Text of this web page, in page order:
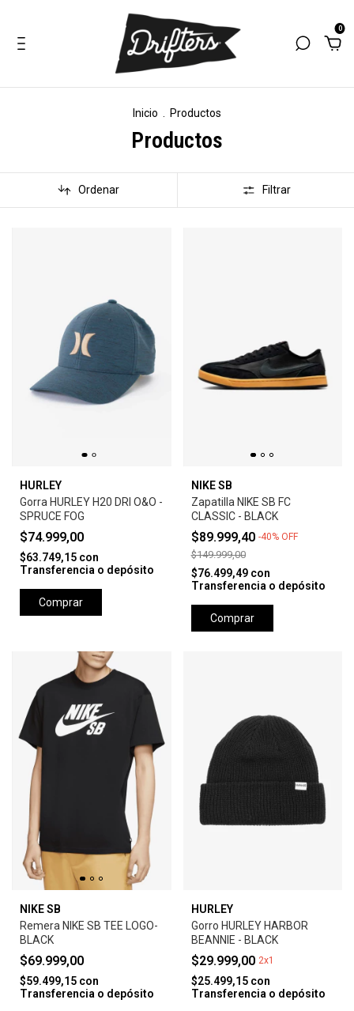
0
Inicio Productos
Productos
Ordenar Filtrar
HURLEY
Gorra HURLEY H20 DRI O&O -
SPRUCE FOG
$74.999,00
$63.749,15 con
Transferencia o depósito
Comprar
NIKE SB
Zapatilla NIKE SB FC
CLASSIC - BLACK
$89.999,40 -40% OFF
$149.999,00
$76.499,49 con
Transferencia o depósito
Comprar
NIKE SB
Remera NIKE SB TEE LOGO-
BLACK
$69.999,00
$59.499,15 con
Transferencia o depósito
HURLEY
Gorro HURLEY HARBOR
BEANNIE - BLACK
$29.999,00 2x1
$25.499,15 con
Transferencia o depósito